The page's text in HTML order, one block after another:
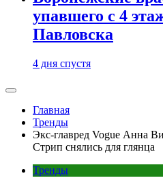
упавшего с 4
Павловска
4 дня спустя
Главная
Тренды
Экс-главред Vogue Анна
Стрип снялись для глянца
Тренды